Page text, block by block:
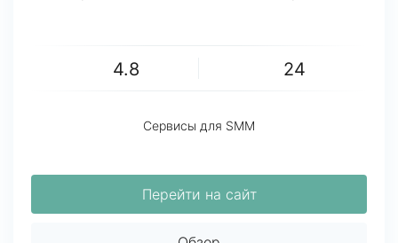
4.8 24
Сервисы для SMM
Перейти на сайт